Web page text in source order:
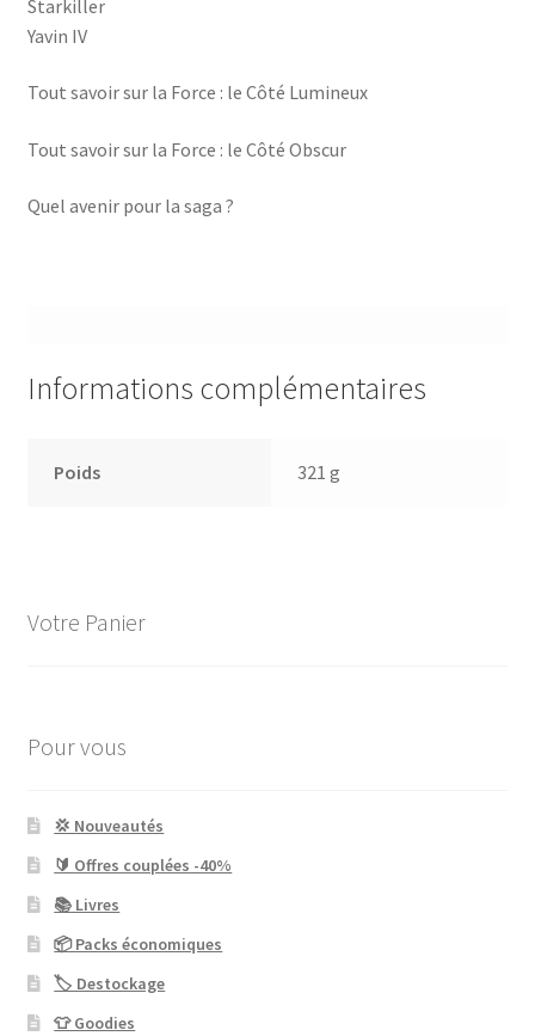
Starkiller
Yavin IV
Tout savoir sur la Force : le Côté Lumineux
Tout savoir sur la Force : le Côté Obscur
Quel avenir pour la saga ?
Informations complémentaires
Poids 321 g
Votre Panier
Pour vous
💢 Nouveautés
🔰 Offres couplées -40%
📚 Livres
📦 Packs économiques
🏷 Destockage
👕 Goodies